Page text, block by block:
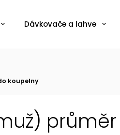
Dávkovače a lahve
koupelny